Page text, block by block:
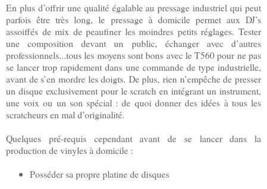
En plus d’offrir une qualité égalable au pressage industriel qui peut
parfois être très long, le pressage à domicile permet aux DJ’s
assoiffés de mix de peaufiner les moindres petits réglages. Tester
une composition devant un public, échanger avec d’autres
professionnels...tous les moyens sont bons avec le T560 pour ne pas
se lancer trop rapidement dans une commande de type industrielle,
avant de s’en mordre les doigts. De plus, rien n’empêche de presser
un disque exclusivement pour le scratch en intégrant un instrument,
une voix ou un son spécial : de quoi donner des idées à tous les
scratcheurs en mal d’originalité.
Quelques pré-requis
cependant avant de se lancer dans la
production de vinyles à domicile :
Posséder sa propre platine de disques